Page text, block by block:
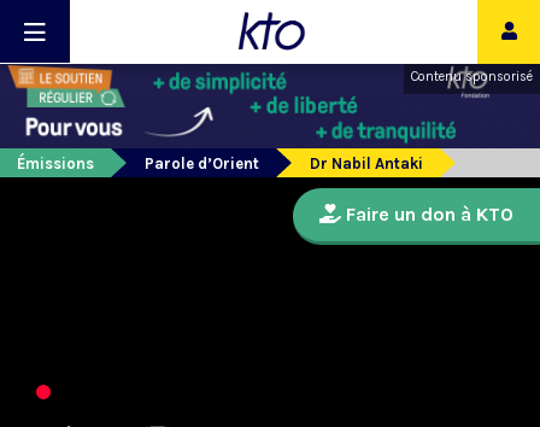
Contenu sponsorisé
Émissions Parole d’Orient Dr Nabil Antaki
Faire un don à KTO